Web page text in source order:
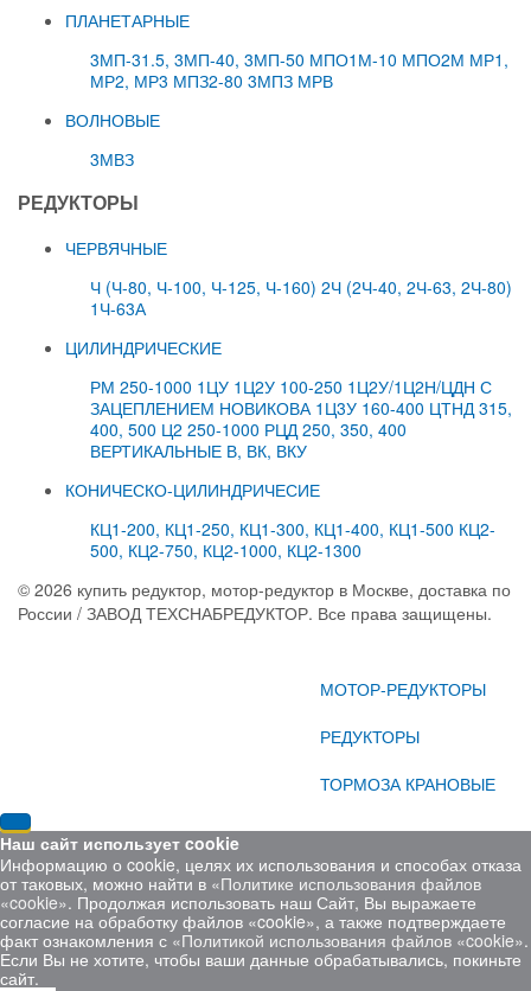
ПЛАНЕТАРНЫЕ
3МП-31.5, 3МП-40, 3МП-50 МПО1М-10 МПО2М МР1,
МР2, МР3 МПЗ2-80 3МПЗ МРВ
ВОЛНОВЫЕ
3МВЗ
РЕДУКТОРЫ
ЧЕРВЯЧНЫЕ
Ч (Ч-80, Ч-100, Ч-125, Ч-160) 2Ч (2Ч-40, 2Ч-63, 2Ч-80)
1Ч-63А
ЦИЛИНДРИЧЕСКИЕ
РМ 250-1000 1ЦУ 1Ц2У 100-250 1Ц2У/1Ц2Н/ЦДН С
ЗАЦЕПЛЕНИЕМ НОВИКОВА 1Ц3У 160-400 ЦТНД 315,
400, 500 Ц2 250-1000 РЦД 250, 350, 400
ВЕРТИКАЛЬНЫЕ В, ВК, ВКУ
КОНИЧЕСКО-ЦИЛИНДРИЧЕСИЕ
КЦ1-200, КЦ1-250, КЦ1-300, КЦ1-400, КЦ1-500 КЦ2-
500, КЦ2-750, КЦ2-1000, КЦ2-1300
© 2026 купить редуктор, мотор-редуктор в Москве, доставка по
России / ЗАВОД ТЕХСНАБРЕДУКТОР. Все права защищены.
МОТОР-РЕДУКТОРЫ
РЕДУКТОРЫ
ТОРМОЗА КРАНОВЫЕ
Наш сайт использует cookie
Информацию о cookie, целях их использования и способах отказа
от таковых, можно найти в «Политике использования файлов
«cookie». Продолжая использовать наш Сайт, Вы выражаете
согласие на обработку файлов «cookie», а также подтверждаете
факт ознакомления с«Политикой использования файлов «cookie».
Если Вы не хотите, чтобы ваши данные обрабатывались, покиньте
сайт.